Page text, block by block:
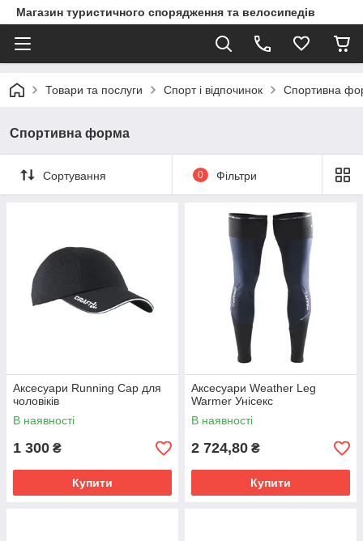
Магазин туристичного спорядження та велосипедів
Товари та послуги Спорт і відпочинок Спортивна
Спортивна форма
Сортування 0 Фільтри
Аксесуари Running Cap для
чоловіків
В наявності
1 300 ₴
Купити
Аксесуари Weather Leg
Warmer Унісекс
В наявності
2 724,80 ₴
Купити